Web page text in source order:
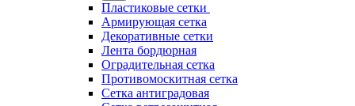
Пластиковые сетки
Армирующая сетка
Декоративные сетки
Лента бордюрная
Оградительная сетка
Противомоскитная сетка
Сетка антиградовая